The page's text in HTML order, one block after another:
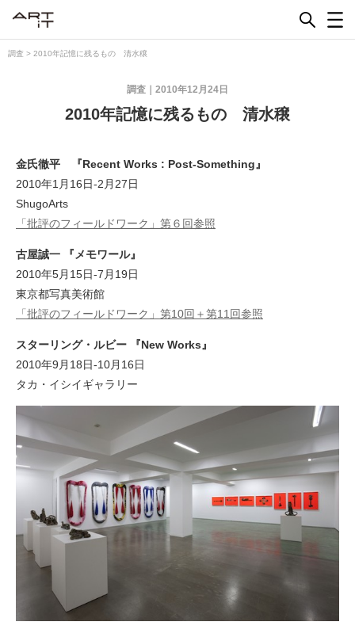
調査 > 2010年記憶に残るもの 清水穣
2010年12月24日
調査
2010年記憶に残るもの 清水穣
金氏徹平 『Recent Works : Post-Something』
2010年1月16日-2月27日
ShugoArts
「批評のフィールドワーク」第６回参照
古屋誠一 『メモワール』
2010年5月15日-7月19日
東京都写真美術館
「批評のフィールドワーク」第10回＋第11回参照
スターリング・ルビー 『New Works』
2010年9月18日-10月16日
タカ・イシイギャラリー